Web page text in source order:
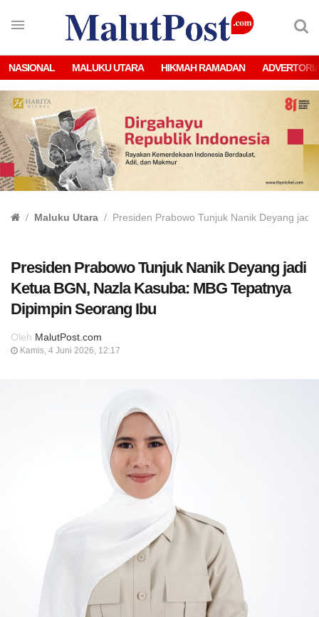
NASIONAL MALUKU UTARA HIKMAH RAMADAN
Maluku Utara Presiden Prabowo Tunjuk Nanik Deyang
Presiden Prabowo Tunjuk Nanik Deyang jadi
Ketua BGN, Nazla Kasuba: MBG Tepatnya
Dipimpin Seorang Ibu
Oleh MalutPost.com
Kamis, 4 Juni 2026, 12:17